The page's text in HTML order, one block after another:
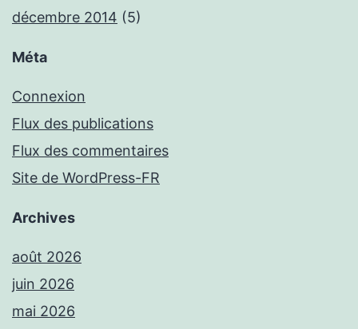
décembre 2014 (5)
Méta
Connexion
Flux des publications
Flux des commentaires
Site de WordPress-FR
Archives
août 2026
juin 2026
mai 2026